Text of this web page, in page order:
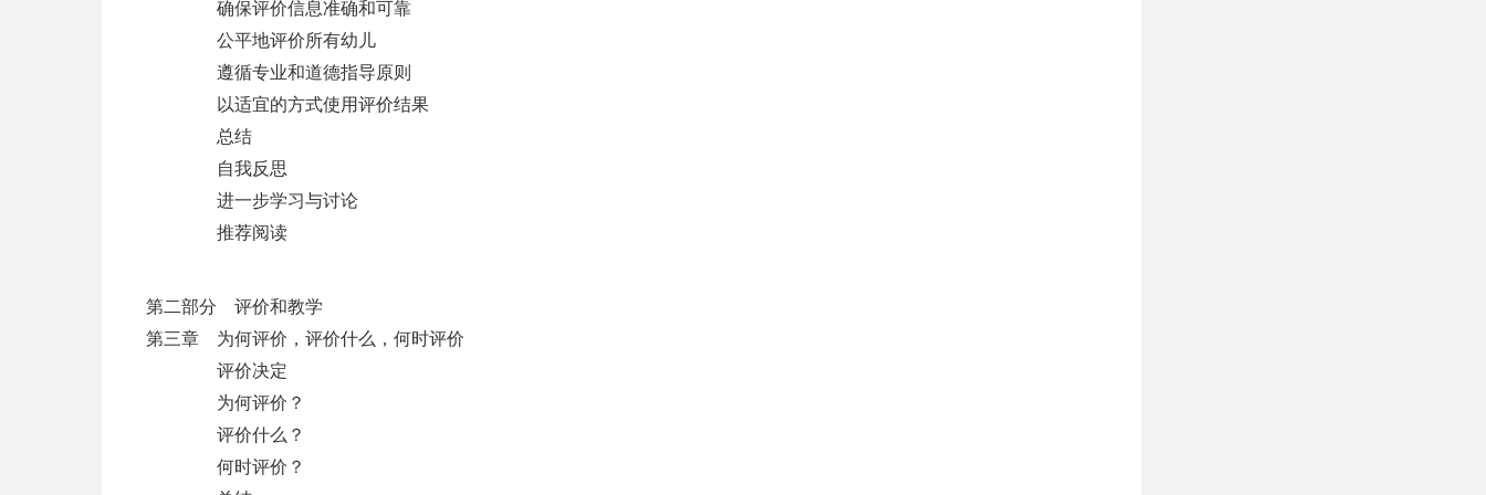
确保评价信息准确和可靠
公平地评价所有幼儿
遵循专业和道德指导原则
以适宜的方式使用评价结果
总结
自我反思
进一步学习与讨论
推荐阅读
第二部分 评价和教学
第三章 为何评价，评价什么，何时评价
评价决定
为何评价？
评价什么？
何时评价？